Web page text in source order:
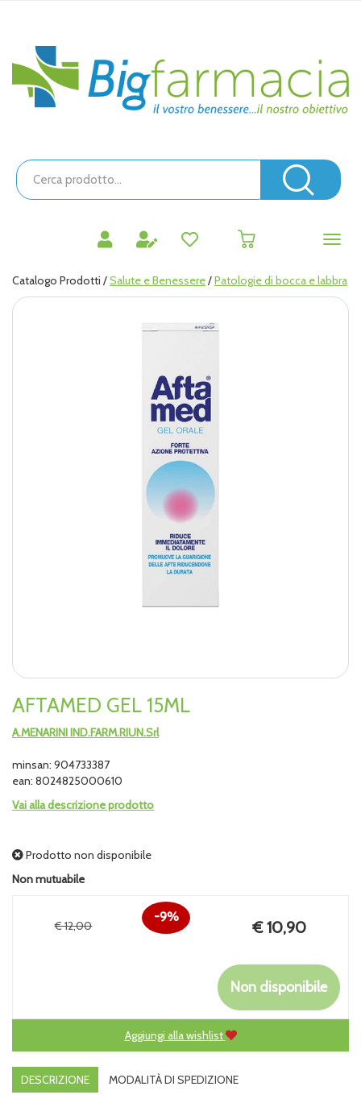
principaleBigfarmacia
Cerca
Prodotto
Catalogo Prodotti /Salute e Benessere/Patologie di bocca e labbra
AFTAMED GEL 15ML
A.MENARINI IND.FARM.RIUN.Srl
minsan: 904733387
ean: 8024825000610
Vai alla descrizione prodotto
Prodotto non disponibile
Non mutuabile
9%
€ 12,00
Prezzo
€ 10,90
Non disponibile
Aggiungi alla wishlist
DESCRIZIONE
MODALITÀ DI SPEDIZIONE